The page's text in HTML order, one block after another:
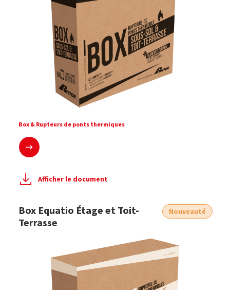
Box & Rupteurs de ponts thermiques
En savoir plus
Afficher le document
Nouveauté
Box Equatio Étage et Toit-
Terrasse